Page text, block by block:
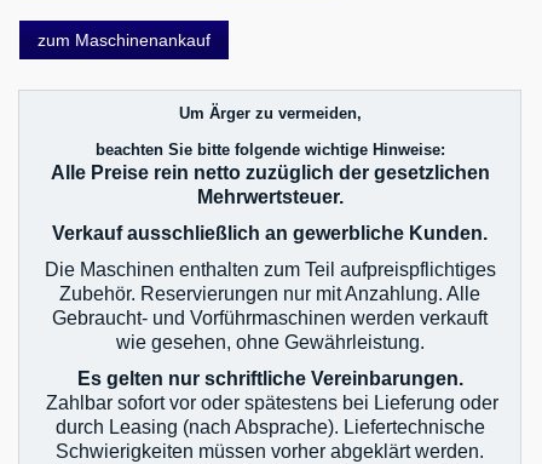
zum Maschinenankauf
Um Ärger zu vermeiden,
beachten Sie bitte folgende wichtige Hinweise:
Alle Preise rein netto zuzüglich der gesetzlichen
Mehrwertsteuer.
Verkauf ausschließlich an gewerbliche Kunden.
Die Maschinen enthalten zum Teil aufpreispflichtiges
Zubehör. Reservierungen nur mit Anzahlung. Alle
Gebraucht- und Vorführmaschinen werden verkauft
wie gesehen, ohne Gewährleistung.
Es gelten nur schriftliche Vereinbarungen.
Zahlbar sofort vor oder spätestens bei Lieferung oder
durch Leasing (nach Absprache). Liefertechnische
Schwierigkeiten müssen vorher abgeklärt werden.